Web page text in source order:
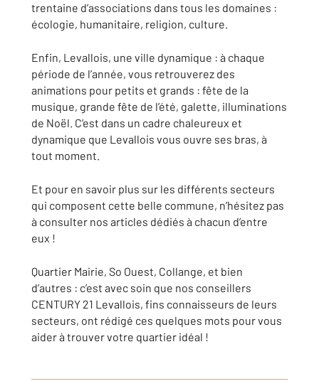
trentaine d’associations dans tous les domaines :
écologie, humanitaire, religion, culture.
Enfin, Levallois, une ville dynamique : à chaque
période de l’année, vous retrouverez des
animations pour petits et grands : fête de la
musique, grande fête de l’été, galette, illuminations
de Noël. C’est dans un cadre chaleureux et
dynamique que Levallois vous ouvre ses bras, à
tout moment.
Et pour en savoir plus sur les différents secteurs
qui composent cette belle commune, n’hésitez pas
à consulter nos articles dédiés à chacun d’entre
eux !
Quartier Mairie, So Ouest, Collange, et bien
d’autres : c’est avec soin que nos conseillers
CENTURY 21 Levallois, fins connaisseurs de leurs
secteurs, ont rédigé ces quelques mots pour vous
aider à trouver votre quartier idéal !